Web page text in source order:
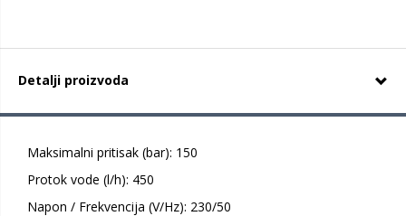
Detalji proizvoda
Maksimalni pritisak (bar): 150
Protok vode (l/h): 450
Napon / Frekvencija (V/Hz): 230/50